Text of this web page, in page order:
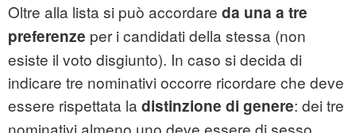
Oltre alla lista si può accordare da una a tre
preferenze per i candidati della stessa (non
esiste il voto disgiunto). In caso si decida di
indicare tre nominativi occorre ricordare che deve
essere rispettata la distinzione di genere: dei tre